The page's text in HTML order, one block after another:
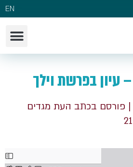
EN
עיון בפרשת וילך
| פורסם בכתב העת מגדים